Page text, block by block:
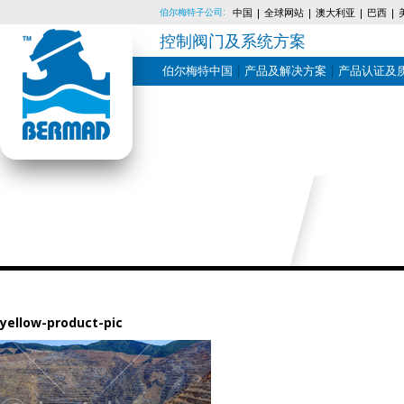
Skip
content
伯尔梅特子公司: 中国 全球网站 澳大利亚 巴西
控制阀门及系统方案
伯尔梅特中国 产品及解决方案 产品认证及
yellow-product-pic